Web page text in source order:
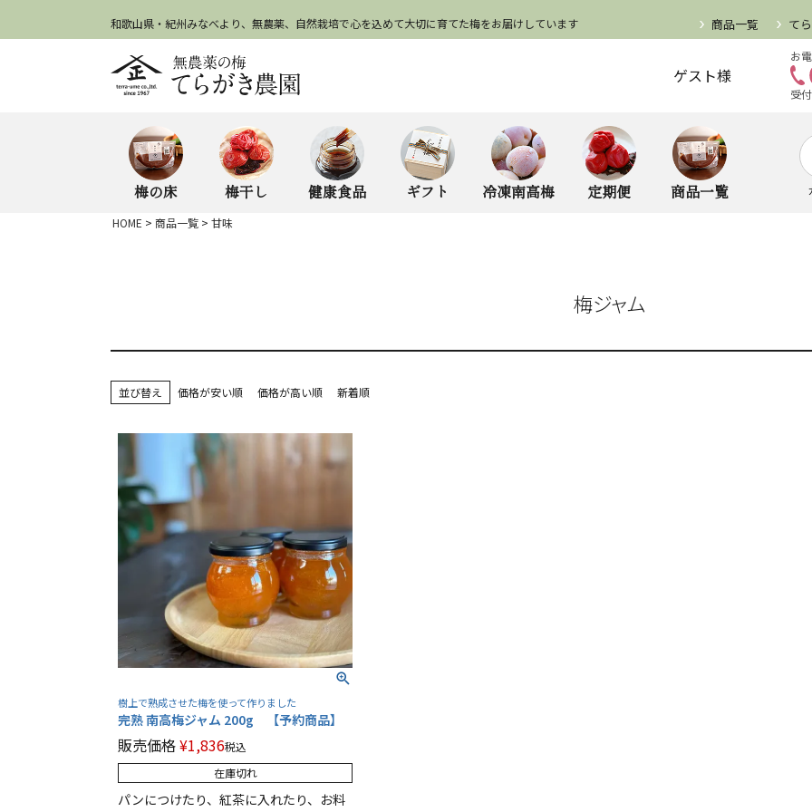
和歌山県・紀州みなべより、無農薬、自然栽培で心を込めて大切に育てた梅をお届けしています 商品一覧 て
ゲスト様
お
受
梅の床 梅干し 健康食品 ギフト 冷凍南高梅 定期便 商品一覧
HOME 商品一覧 甘味
梅ジャム
並び替え 価格が安い順 価格が高い順 新着順
樹上で熟成させた梅を使って作りました
完熟 南高梅ジャム 200g 【予約商品】
販売価格¥1,836税込
在庫切れ
パンにつけたり、紅茶に入れたり、お料